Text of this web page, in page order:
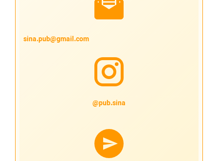
sina.pub@gmail.com
pub.sina@